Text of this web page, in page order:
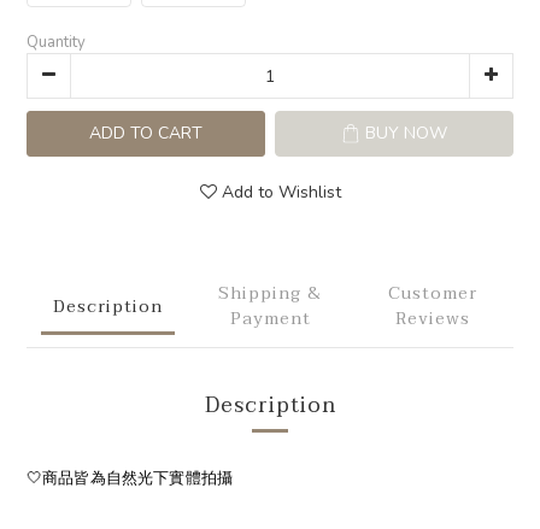
Quantity
ADD TO CART BUY NOW
Add to Wishlist
Description
Shipping &
Payment
Customer
Reviews
Description
🤍商品皆為自然光下實體拍攝